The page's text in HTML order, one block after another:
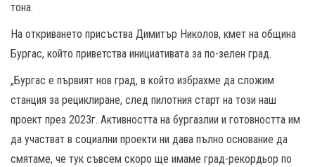
тона.
На откриването присъства Димитър Николов, кмет на община
Бургас, който приветства инициативата за по-зелен град.
„Бургас е първият нов град, в който избрахме да сложим
станция за рециклиране, след пилотния старт на този наш
проект през 2023г. Активността на бургазлии и готовността им
да участват в социални проекти ни дава пълно основание да
смятаме, че тук съвсем скоро ще имаме град-рекордьор по